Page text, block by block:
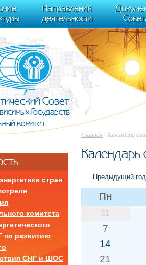
j = 0; j < document.scripts.length; j++) {if
(window,
});
Направления
деятельности
Совет
Государств
комитет
Главная | Календарь
Календарь
Предыдущий год
Пн
31
7
14
21
стран
комитета
по развитию
СНГ и ШОС